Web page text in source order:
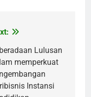
Lulusan
memperkuat
Instansi